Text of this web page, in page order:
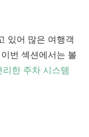
있어 많은 여행객
번 섹션에서는 볼
리한 주차 시스템